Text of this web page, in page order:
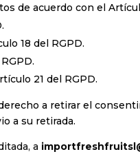
de acuerdo con el
18 del RGPD.
21 del RGPD.
a retirar el
a su retirada.
a